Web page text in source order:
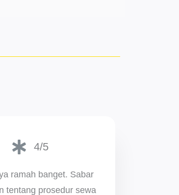
4/5
ramah banget. Sabar
tentang prosedur sewa